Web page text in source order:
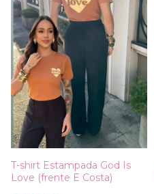
T-shirt Estampada God Is
Love (frente E Costa)